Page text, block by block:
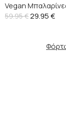
Vegan
59.95€29.95€